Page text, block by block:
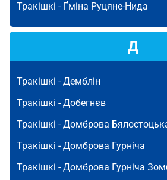
Тракішкі - Ґміна Руцяне-Нида
Д
Тракішкі -Демблін
Тракішкі -Добегнєв
Тракішкі -Домброва
Тракішкі -Домброва Гурніча
Тракішкі -Домброва Гурніча